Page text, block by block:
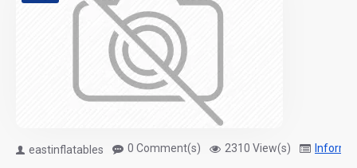
eastinflatables 0 Comment(s) 2310 View(s)